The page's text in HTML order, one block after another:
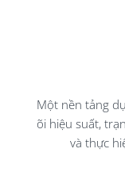
Một nền tảng
õi hiệu suất,
và thực